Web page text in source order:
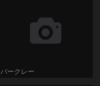
バークレー